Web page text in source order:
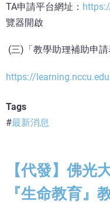
TA申請平台網址：
覽器開啟
(三)「教學助理補助申
https://
Tags
最新消息
【代發】佛光
『生命教育』